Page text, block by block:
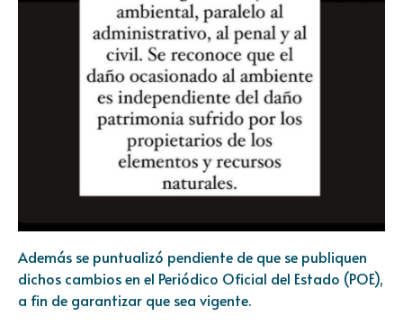
Además se puntualizó pendiente de que se publiquen
dichos cambios en el Periódico Oficial del Estado (POE),
a fin de garantizar que sea vigente.